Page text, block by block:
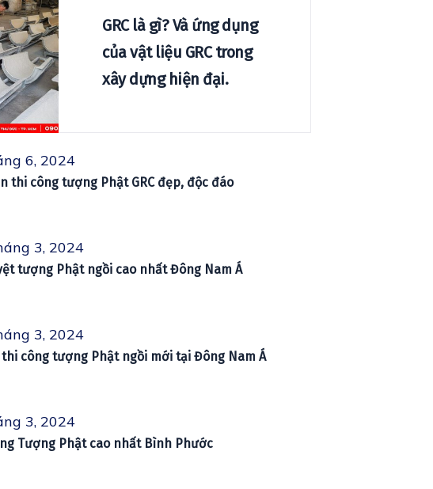
GRC là gì? Và ứng dụng
của vật liệu GRC trong
xây dựng hiện đại.
6, 2024
thi công tượng Phật GRC đẹp, độc đáo
3, 2024
tượng Phật ngồi cao nhất Đông Nam Á
3, 2024
thi công tượng Phật ngồi mới tại Đông Nam Á
3, 2024
Tượng Phật cao nhất Bình Phước